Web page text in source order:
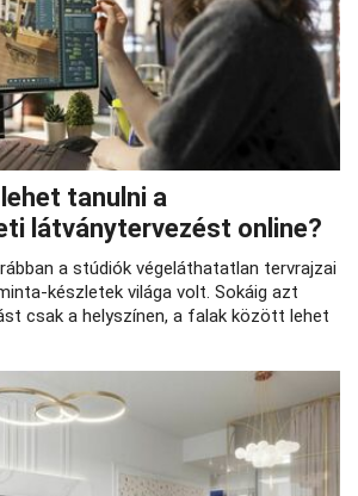
tanulni a
látványtervezést online?
a stúdiók végeláthatatlan tervrajzai
készletek világa volt. Sokáig azt
csak a helyszínen, a falak között lehet